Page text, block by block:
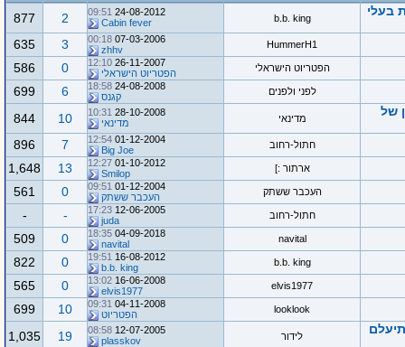
בעלי b.b. king
24-08-2012
09:51
Cabin fever
2
877
HummerH1
07-03-2006
00:18
zhhv
3
635
הפטריוט הישראלי 26-11-2007
12:10
הפטריוט הישראלי
0
586
לפני ולפנים 24-08-2008
18:58
קגנס
6
699
של
מדינאי
28-10-2008
10:31
מדינאי
10
844
חתול-רחוב 01-12-2004
12:54
Big Joe
7
896
ארתור :] 01-10-2012
12:27
Smilop
13
1,648
העכבר ששתק 01-12-2004
09:51
העכבר ששתק
0
561
חתול-רחוב 12-06-2005
17:23
juda
-
-
navital
04-09-2018
18:35
navital
0
509
b.b. king
16-08-2012
19:51
b.b. king
0
822
elvis1977
16-06-2008
13:02
elvis1977
0
565
looklook
04-11-2008
09:31
הפטריוט
10
699
לידור
12-07-2005
08:58
plasskov
19
1,035